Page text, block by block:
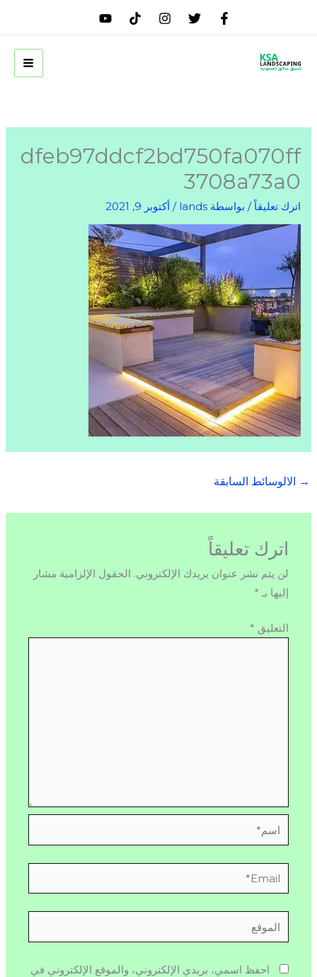
dfeb97ddcf2bd750fa070ff
3708a73a0
اترك تعليقاً / بواسطة lands
/أكتوبر 9, 2021
→ الالوسائط السابقة
اترك تعليقاً
لن يتم نشر عنوان بريدك الإلكتروني. الحقول الإلزامية مشار
إليها بـ *
التعليق *
اسم*
Email*
الموقع
احفظ اسمي، بريدي الإلكتروني، والموقع الإلكتروني في